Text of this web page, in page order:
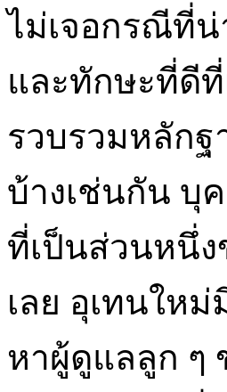
ไม่เจอกรณีที่น่
และทักษะที่ดี
รวบรวมหลักฐ
บ้างเช่นกัน บุ
ที่เป็นส่วนหนึ่ง
เลย อุเทนให
หาผู้ดูแลลูก ๆ